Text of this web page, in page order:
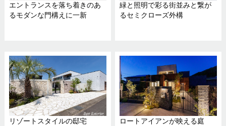
エントランスを落ち着きのあ
るモダンな門構えに一新
緑と照明で彩る街並みと繋が
るセミクローズ外構
リゾートスタイルの邸宅 ロートアイアンが映える庭